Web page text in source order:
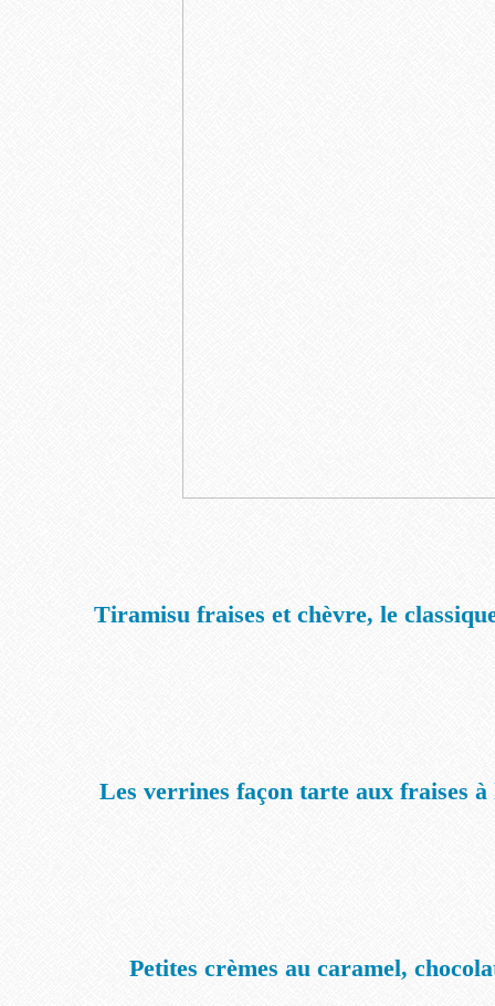
Tiramisu fraises et chèvre, le
Les verrines façon tarte aux fraises
Petites crèmes au caramel,